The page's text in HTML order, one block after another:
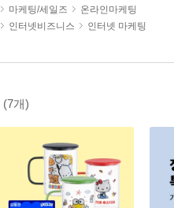
마케팅/세일즈
온라인마케팅
인터넷비즈니스 인터넷 마케팅
(7개)